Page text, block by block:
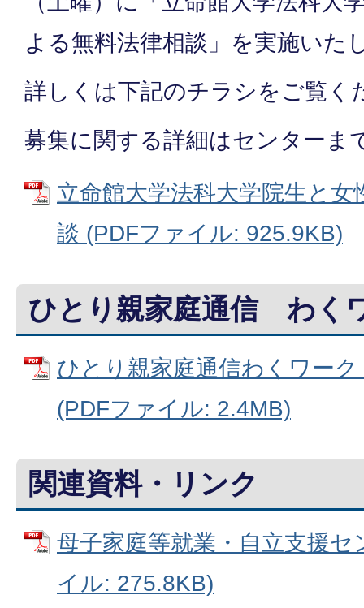
よる無料法律相談」を実施いた
詳しくは下記のチラシをご覧く
募集に関する詳細はセンターま
立命館大学法科大学院生と
談 (PDFファイル: 925.9KB)
ひとり親家庭通信 わく
ひとり親家庭通信わくワー
(PDFファイル: 2.4MB)
関連資料・リンク
母子家庭等就業・自立支援
イル: 275.8KB)